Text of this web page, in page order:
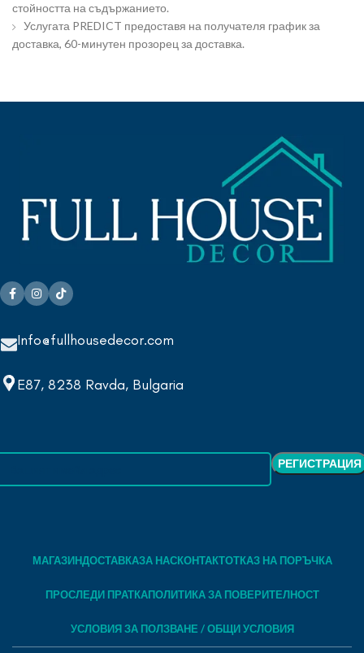
стойността на съдържанието.
Услугата PREDICT предоставя на получателя график за
доставка, 60-минутен прозорец за доставка.
Info@fullhousedecor.com
E87, 8238 Ravda, Bulgaria
МАГАЗИНДОСТАВКАЗА НАСКОНТАКТОТКАЗ НА ПОРЪЧКА
ПРОСЛЕДИ ПРАТКАПОЛИТИКА ЗА ПОВЕРИТЕЛНОСТ
УСЛОВИЯ ЗА ПОЛЗВАНЕ / ОБЩИ УСЛОВИЯ